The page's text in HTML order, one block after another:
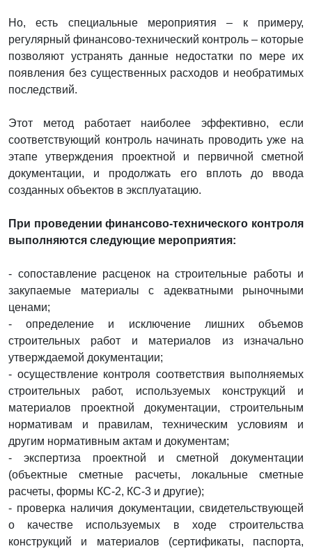
Но, есть специальные мероприятия – к примеру,
регулярный финансово-технический контроль – которые
позволяют устранять данные недостатки по мере их
появления без существенных расходов и необратимых
последствий.
Этот метод работает наиболее эффективно, если
соответствующий контроль начинать проводить уже на
этапе утверждения проектной и первичной сметной
документации, и продолжать его вплоть до ввода
созданных объектов в эксплуатацию.
При проведении финансово-технического контроля
выполняются следующие мероприятия:
- сопоставление расценок на строительные работы и
закупаемые материалы с адекватными рыночными
ценами;
- определение и исключение лишних объемов
строительных работ и материалов из изначально
утверждаемой документации;
- осуществление контроля соответствия выполняемых
строительных работ, используемых конструкций и
материалов проектной документации, строительным
нормативам и правилам, техническим условиям и
другим нормативным актам и документам;
- экспертиза проектной и сметной документации
(объектные сметные расчеты, локальные сметные
расчеты, формы КС-2, КС-3 и другие);
- проверка наличия документации, свидетельствующей
о качестве используемых в ходе строительства
конструкций и материалов (сертификаты, паспорта,